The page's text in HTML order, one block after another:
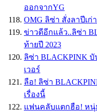
ออกจากYG
OMG ลิซ่า สั่งลาปีเ
ข่าวดีอีกแล้ว..ลิซ่า
ท้ายปี 2023
ลิซ่า BLACKPINK
เวอร์
ลือ! ลิซ่า
เรื่องนี้
แฟนคลับแตกฮือ! หนุ่